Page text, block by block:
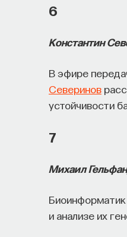
6
Константин
В эфире
Северинов
устойчивости
7
Михаил
Биоинформатик
и анализе их